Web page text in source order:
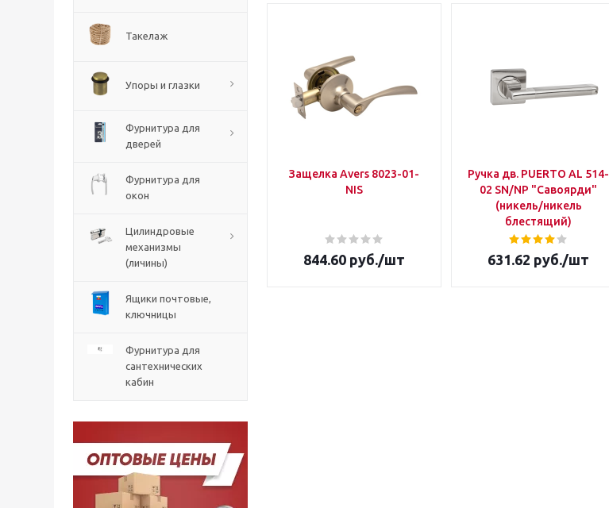
Такелаж
Упоры и глазки
Фурнитура для
дверей
Фурнитура для
окон
Цилиндровые
механизмы
(личины)
Ящики почтовые,
ключницы
Фурнитура для
сантехнических
кабин
Защелка Avers 8023-01-
NIS
844.60 руб./шт
Ручка дв. PUERTO AL 514-
02 SN/NP "Савоярди"
(никель/никель
блестящий)
631.62 руб./шт